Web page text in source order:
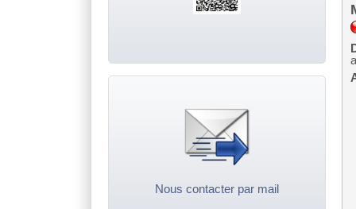
Nous contacter par mail